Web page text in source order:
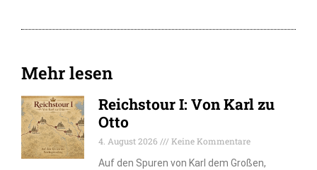
Mehr lesen
Reichstour I: Von Karl zu
Otto
4. August 2026
Keine Kommentare
Auf den Spuren von Karl dem Großen,